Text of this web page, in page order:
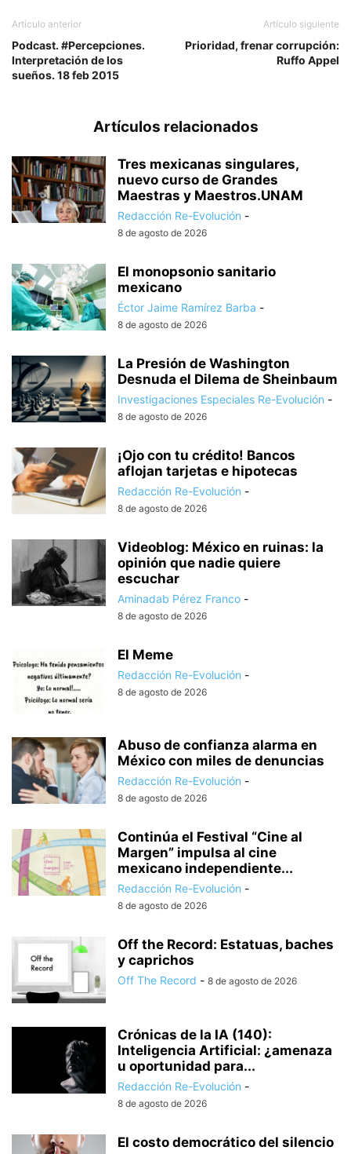
Artículo anterior
Podcast. #Percepciones.
Interpretación de los
sueños. 18 feb 2015
Artículo siguiente
Prioridad, frenar corrupción:
Ruffo Appel
Artículos relacionados
Tres mexicanas singulares,
nuevo curso de Grandes
Maestras y Maestros.UNAM
Redacción Re-Evolución -
8 de agosto de 2026
El monopsonio sanitario
mexicano
Éctor Jaime Ramírez Barba -
8 de agosto de 2026
La Presión de Washington
Desnuda el Dilema de Sheinbaum
Investigaciones Especiales Re-Evolución -
8 de agosto de 2026
¡Ojo con tu crédito! Bancos
aflojan tarjetas e hipotecas
Redacción Re-Evolución -
8 de agosto de 2026
Videoblog: México en ruinas: la
opinión que nadie quiere
escuchar
Aminadab Pérez Franco -
8 de agosto de 2026
El Meme
Redacción Re-Evolución -
8 de agosto de 2026
Abuso de confianza alarma en
México con miles de denuncias
Redacción Re-Evolución -
8 de agosto de 2026
Continúa el Festival “Cine al
Margen” impulsa al cine
mexicano independiente...
Redacción Re-Evolución -
8 de agosto de 2026
Off the Record: Estatuas, baches
y caprichos
Off The Record - 8 de agosto de 2026
Crónicas de la IA (140):
Inteligencia Artificial: ¿amenaza
u oportunidad para...
Redacción Re-Evolución -
8 de agosto de 2026
El costo democrático del silencio